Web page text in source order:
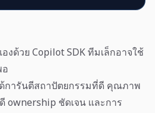
งด้วย Copilot SDK ทีมเล็กอาจใช้
อ
การันตีสถาปัตยกรรมที่ดี คุณภาพ
ownership ชัดเจน และการ